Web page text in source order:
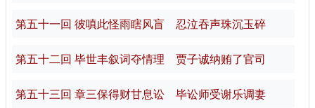
第五十一回 彼嗔此怪雨瞎风盲 忍泣吞声珠沉玉碎
第五十二回 毕世丰叙词夺情理 贾子诚纳贿了官司
第五十三回 章三保得财甘息讼 毕讼师受谢乐调妻